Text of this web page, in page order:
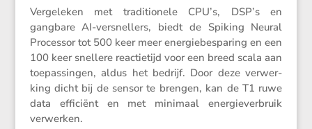
Verge­leken met tradi­ti­o­nele CPU’s, DSP’s en
gangbare AI-versnel­lers, biedt de Spiking Neural
Processor tot 500 keer meer energie­be­spa­ring en een
100 keer snellere reactie­tijd voor een breed scala aan
toepas­singen, aldus het bedrijf. Door deze verwer­
king dicht bij de sensor te brengen, kan de T1 ruwe
data efficiënt en met minimaal energie­ver­bruik
verwerken.